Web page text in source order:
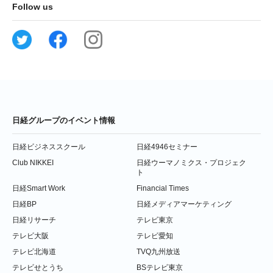
Follow us
日経グループのイベント情報
日経ビジネススクール
日経4946セミナー
Club NIKKEI
日経ウーマノミクス・プロジェク
ト
日経Smart Work
Financial Times
日経BP
日経メディアマーケティング
日経リサーチ
テレビ東京
テレビ大阪
テレビ愛知
テレビ北海道
TVQ九州放送
テレビせとうち
BSテレビ東京